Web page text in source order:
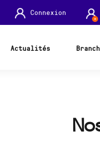
Connexion
Actualités